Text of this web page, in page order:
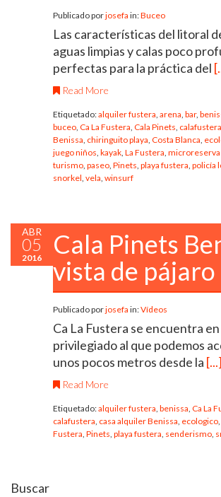
Publicado porjosefa in:Buceo
Las características del litoral
aguas limpias y calas poco
perfectas para la práctica del
Read More
Etiquetado:alquiler fustera, arena, bar,
buceo, Ca La Fustera, Cala Pinets, calafustera
Benissa, chiringuito playa, Costa Blanca,
juego niños, kayak, La Fustera, microreserva
turismo, paseo, Pinets, playa fustera, policía
snorkel, vela, winsurf
ABR
05
2016
Cala Pinets
vista de pájaro
Publicado porjosefa in:Vídeos
Ca La Fustera se encuentra
privilegiado al que podemos
unos pocos metros desde la [...]
Read More
Etiquetado:alquiler fustera, benissa, Ca La
calafustera, casa alquiler Benissa, ecologico,
Fustera, Pinets, playa fustera, senderismo,
Buscar